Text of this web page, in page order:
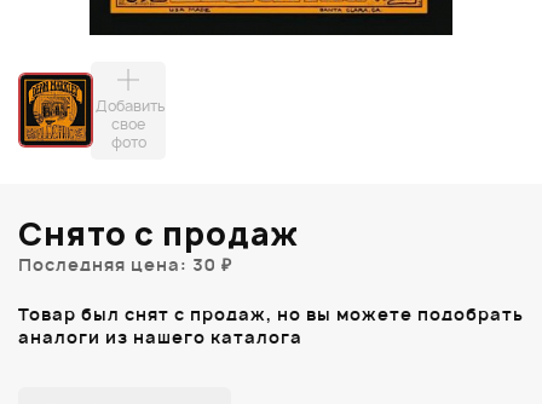
Добавить
свое
фото
Снято с продаж
Последняя цена: 30 ₽
Товар был снят с продаж, но вы можете подобрать
аналоги из нашего каталога